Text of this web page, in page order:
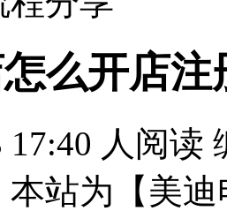
么开店
17:40 人阅读
站为【美